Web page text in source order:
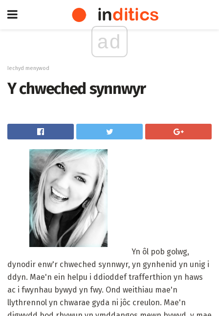
ad
Iechyd menywod
Y chweched synnwyr
Yn ôl pob golwg,
dynodir enw'r chweched synnwyr, yn gynhenid ​​yn unig i
ddyn. Mae'n ein helpu i ddioddef trafferthion yn haws
ac i fwynhau bywyd yn fwy. Ond weithiau mae'n
llythrennol yn chwarae gyda ni jôc creulon. Mae'n